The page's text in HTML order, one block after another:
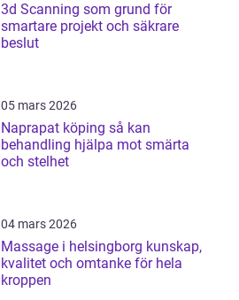
3d Scanning som grund för
smartare projekt och säkrare
beslut
05 mars 2026
Naprapat köping så kan
behandling hjälpa mot smärta
och stelhet
04 mars 2026
Massage i helsingborg kunskap,
kvalitet och omtanke för hela
kroppen